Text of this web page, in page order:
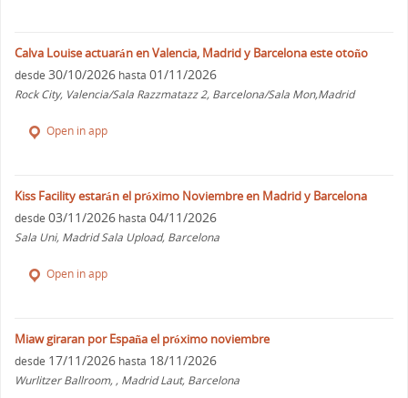
Calva Louise actuarán en Valencia, Madrid y Barcelona este otoño
desde 30/10/2026 hasta 01/11/2026
Rock City, Valencia/Sala Razzmatazz 2, Barcelona/Sala Mon,Madrid
Open in app
Kiss Facility estarán el próximo Noviembre en Madrid y Barcelona
desde 03/11/2026 hasta 04/11/2026
Sala Uni, Madrid Sala Upload, Barcelona
Open in app
Miaw giraran por España el próximo noviembre
desde 17/11/2026 hasta 18/11/2026
Wurlitzer Ballroom, , Madrid Laut, Barcelona